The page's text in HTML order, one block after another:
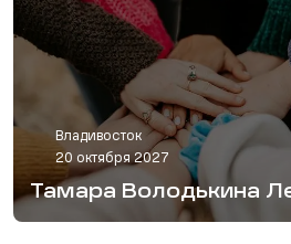
Владивосток
20 октября 2027
Тамара Володькина